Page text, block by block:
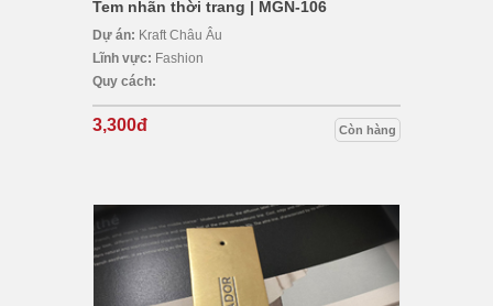
Tem nhãn thời trang | MGN-106
Dự án: Kraft Châu Âu
Lĩnh vực: Fashion
Quy cách:
3,300đ Còn hàng